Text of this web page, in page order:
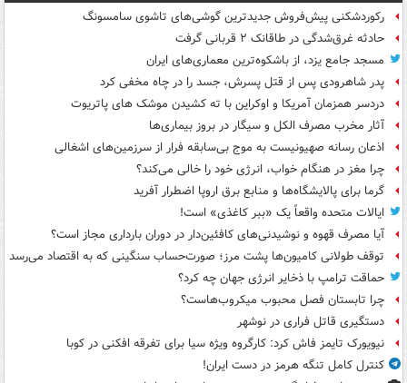
رکوردشکنی پیش‌فروش جدیدترین گوشی‌های تاشوی سامسونگ
حادثه غرق‌شدگی در طاقانک ۲ قربانی گرفت
مسجد جامع یزد، از باشکوه‌ترین معماری‌های ایران
پدر شاهرودی پس از قتل پسرش، جسد را در چاه مخفی کرد
دردسر همزمان آمریکا و اوکراین با ته کشیدن موشک های پاتریوت
آثار مخرب مصرف الکل و سیگار در بروز بیماری‌ها
اذعان رسانه صهیونیست به موج بی‌سابقه فرار از سرزمین‌های اشغالی
چرا مغز در هنگام خواب، انرژی خود را خالی می‌کند؟
گرما برای پالایشگاه‌ها و منابع برق اروپا اضطرار آفرید
ایالات متحده واقعاً یک «ببر کاغذی» است!
آیا مصرف قهوه و نوشیدنی‌های کافئین‌دار در دوران بارداری مجاز است؟
توقف طولانی کامیون‌ها پشت مرز؛ صورت‌حساب سنگینی که به اقتصاد می‌رسد
حماقت ترامپ با ذخایر انرژی جهان چه کرد؟
چرا تابستان فصل محبوب میکروب‌هاست؟
دستگیری قاتل فراری در نوشهر
نیویورک تایمز فاش کرد: کارگروه ویژه سیا برای تفرقه افکنی در کوبا
کنترل کامل تنگه هرمز در دست ایران!